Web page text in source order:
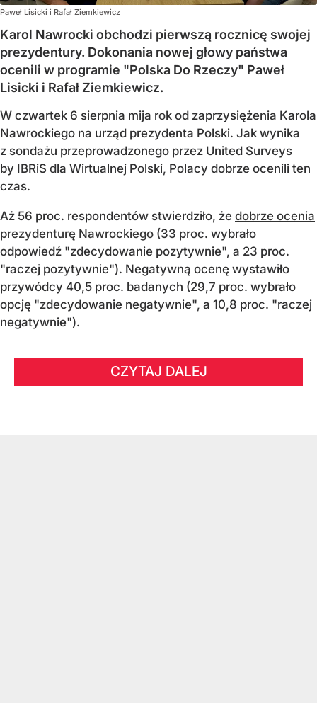
Paweł Lisicki i Rafał Ziemkiewicz
Karol Nawrocki obchodzi pierwszą rocznicę swojej
prezydentury. Dokonania nowej głowy państwa
ocenili w programie "Polska Do Rzeczy" Paweł
Lisicki i Rafał Ziemkiewicz.
W czwartek 6 sierpnia mija rok od zaprzysiężenia Karola
Nawrockiego na urząd prezydenta Polski. Jak wynika
z sondażu przeprowadzonego przez United Surveys
by IBRiS dla Wirtualnej Polski, Polacy dobrze ocenili ten
czas.
Aż 56 proc. respondentów stwierdziło, że dobrze ocenia
prezydenturę Nawrockiego (33 proc. wybrało
odpowiedź "zdecydowanie pozytywnie", a 23 proc.
"raczej pozytywnie"). Negatywną ocenę wystawiło
przywódcy 40,5 proc. badanych (29,7 proc. wybrało
opcję "zdecydowanie negatywnie", a 10,8 proc. "raczej
negatywnie").
CZYTAJ DALEJ